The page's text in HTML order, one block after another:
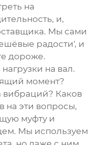
на
и,
Мы сами
радости', и
дороже.
на вал.
момент?
вибраций? Каков
на эти вопросы,
муфту и
Мы используем